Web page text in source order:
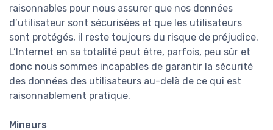
raisonnables pour nous assurer que nos données
d’utilisateur sont sécurisées et que les utilisateurs
sont protégés, il reste toujours du risque de préjudice.
L’Internet en sa totalité peut être, parfois, peu sûr et
donc nous sommes incapables de garantir la sécurité
des données des utilisateurs au-delà de ce qui est
raisonnablement pratique.
Mineurs